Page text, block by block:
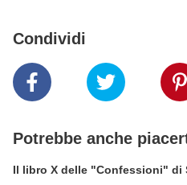
Condividi
Potrebbe anche
Il libro